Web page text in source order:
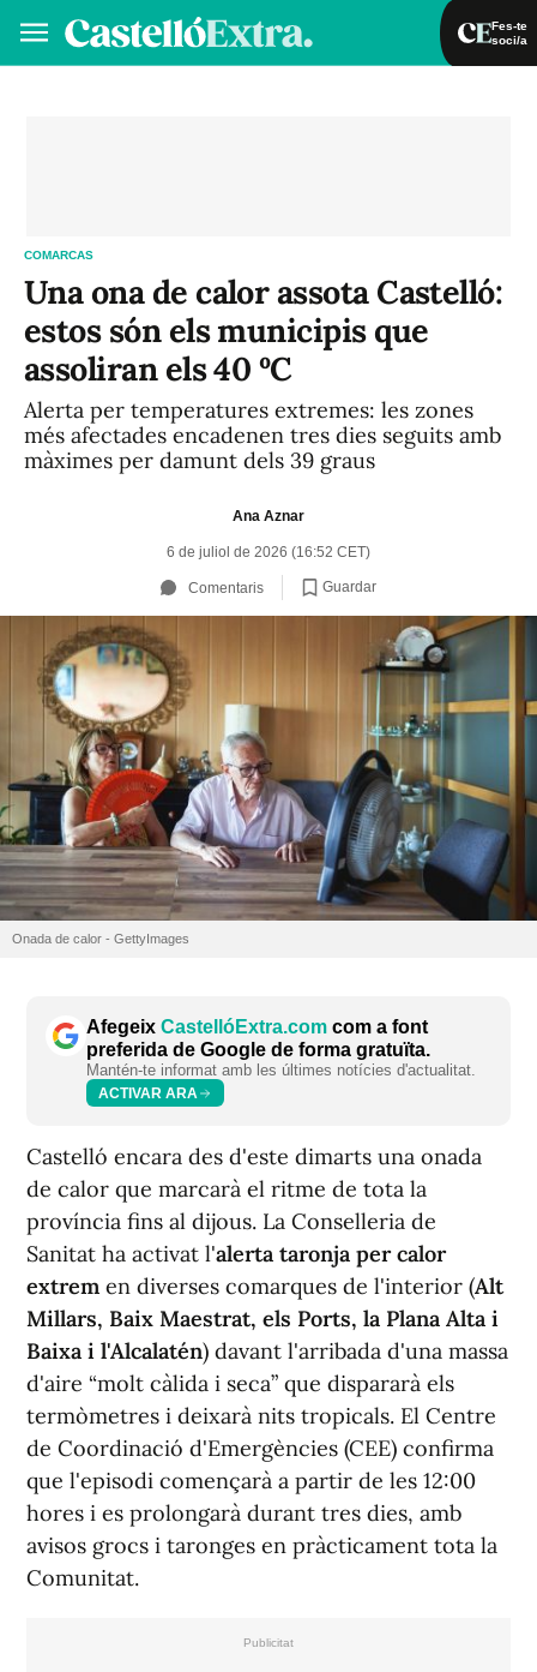
Fes-te
soci/a
COMARCAS
Una ona de calor assota Castelló:
estos són els municipis que
assoliran els 40 ºC
Alerta per temperatures extremes: les zones
més afectades encadenen tres dies seguits amb
màximes per damunt dels 39 graus
Ana Aznar
6 de juliol de 2026 (16:52 CET)
Comentaris Guardar
Onada de calor - GettyImages
Afegeix CastellóExtra.com com a font
preferida de Google de forma gratuïta.
Mantén-te informat amb les últimes notícies d'actualitat.
ACTIVAR ARA
Castelló encara des d'este dimarts una onada
de calor que marcarà el ritme de tota la
província fins al dijous. La Conselleria de
Sanitat ha activat l'alerta taronja per calor
extrem en diverses comarques de l'interior (Alt
Millars, Baix Maestrat, els Ports, la Plana Alta i
Baixa i l'Alcalatén) davant l'arribada d'una massa
d'aire “molt càlida i seca” que dispararà els
termòmetres i deixarà nits tropicals. El Centre
de Coordinació d'Emergències (CEE) confirma
que l'episodi començarà a partir de les 12:00
hores i es prolongarà durant tres dies, amb
avisos grocs i taronges en pràcticament tota la
Comunitat.